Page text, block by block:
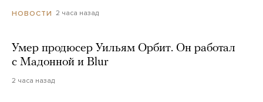
НОВОСТИ 2 часа назад
Умер продюсер Уильям Орбит. Он работал
с Мадонной и Blur
2 часа назад